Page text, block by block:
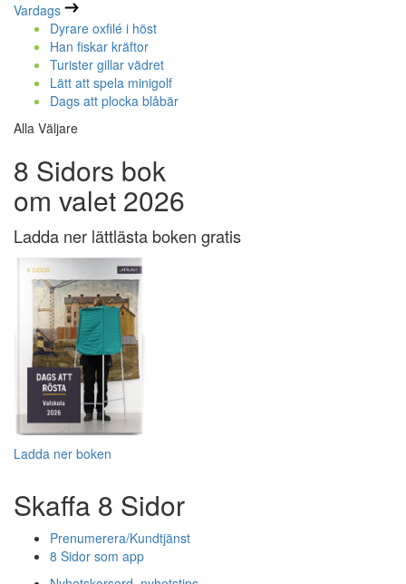
Vardags
Dyrare oxfilé i höst
Han fiskar kräftor
Turister gillar vädret
Lätt att spela minigolf
Dags att plocka blåbär
Alla Väljare
8 Sidors bok
om valet 2026
Ladda ner lättlästa boken gratis
Ladda ner boken
Skaffa 8 Sidor
Prenumerera/Kundtjänst
8 Sidor som app